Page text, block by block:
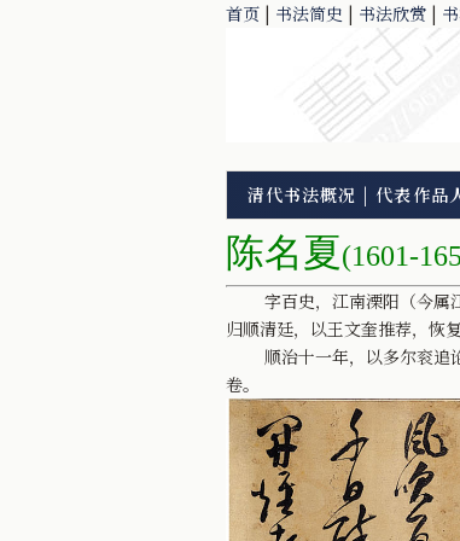
首页 | 书法简史 | 书法欣赏 |
清代书法概况 | 代表作品
陈名夏(1601-
字百史，江南溧阳（今属江
归顺清廷，以王文奎推荐，恢
顺治十一年，以多尔衮追论
卷。